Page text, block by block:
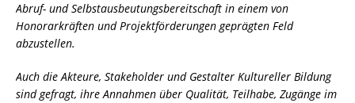
Abruf- und Selbstausbeutungsbereitschaft in einem von
Honorarkräften und Projektförderungen geprägten Feld
abzustellen.
Auch die Akteure, Stakeholder und Gestalter Kultureller Bildung
sind gefragt, ihre Annahmen über Qualität, Teilhabe, Zugänge im